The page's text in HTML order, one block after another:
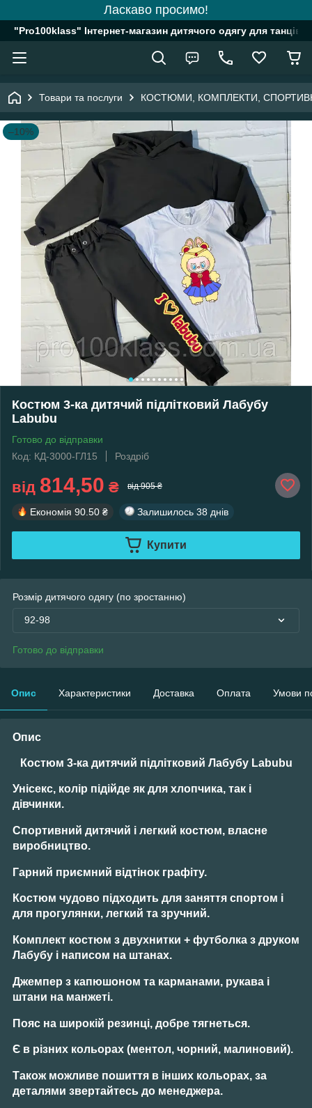
Ласкаво просимо!
"Pro100klass" Інтернет-магазин дитячого одягу для танців,
Товари та послуги КОСТЮМИ, КОМПЛЕКТИ,
–10%
Костюм 3-ка дитячий підлітковий Лабубу
Labubu
Готово до відправки
Код: КД-3000-ГЛ15
Роздріб
від 814,50 ₴ від 905 ₴
Економія 90.50 ₴ Залишилось 38 днів
Купити
Розмір дитячого одягу (по зростанню)
92-98
Готово до відправки
Опис Характеристики Доставка Оплата Умови
Опис
Костюм 3-ка дитячий підлітковий Лабубу Labubu
Унісекс, колір підійде як для хлопчика, так і
дівчинки.
Спортивний дитячий і легкий костюм, власне
виробництво.
Гарний приємний відтінок графіту.
Костюм чудово підходить для заняття спортом і
для прогулянки, легкий та зручний.
Комплект костюм з двухнитки + футболка з друком
Лабубу і написом на штанах.
Джемпер з капюшоном та карманами, рукава і
штани на манжеті.
Пояс на широкій резинці, добре тягнеться.
Є в різних кольорах (ментол, чорний, малиновий).
Також можливе пошиття в інших кольорах, за
деталями звертайтесь до менеджера.